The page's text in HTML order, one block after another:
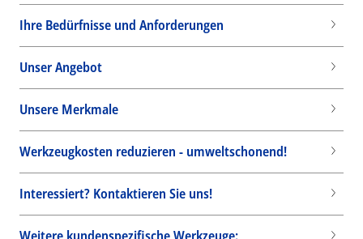
Ihre Bedürfnisse und Anforderungen
Unser Angebot
Unsere Merkmale
Werkzeugkosten reduzieren - umweltschonend!
Interessiert? Kontaktieren Sie uns!